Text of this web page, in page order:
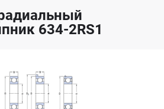
634-2RS1